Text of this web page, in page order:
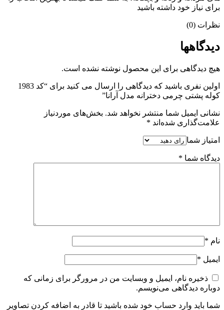
برای نیاز خود داشته باشید
نظرات (0)
دیدگاهها
هیچ دیدگاهی برای این محصول نوشته نشده است.
اولین نفری باشید که دیدگاهی را ارسال می کنید برای “کد 1983
کوله پشتی چرمی دخترانه مدل آرانا”
نشانی ایمیل شما منتشر نخواهد شد. بخش‌های موردنیاز
علامت‌گذاری شده‌اند *
امتیاز شما
دیدگاه شما *
نام *
ایمیل *
ذخیره نام، ایمیل و وبسایت من در مرورگر برای زمانی که
دوباره دیدگاهی می‌نویسم.
شما باید وارد حساب خود شده باشید تا قادر به اضافه کردن تصاویر